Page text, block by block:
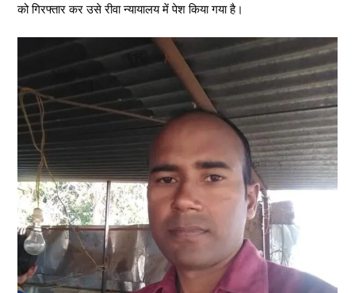
को गिरफ्तार कर उसे रीवा न्यायालय में पेश किया गया है।